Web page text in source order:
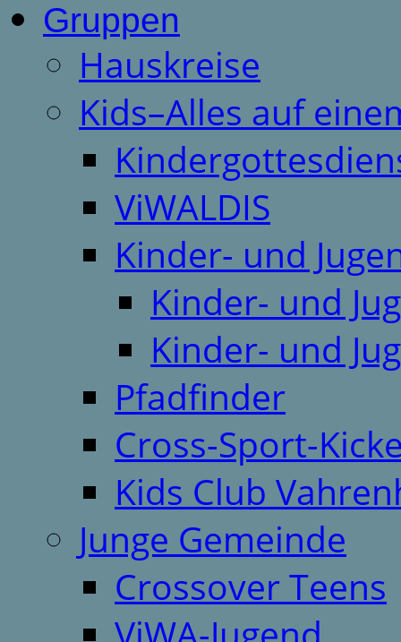
Gruppen
Hauskreise
Kids–Alles auf
ViWALDIS
Kinder- und
Kinder- und
Kinder- und
Pfadfinder
Cross-Sport-
Kids Club
Junge Gemeinde
Crossover Teens